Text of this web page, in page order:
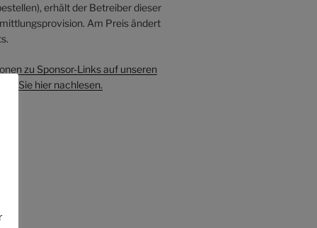
erhält der Betreiber dieser
Am Preis ändert
zu Sponsor-Links auf unseren
Sie hier nachlesen.